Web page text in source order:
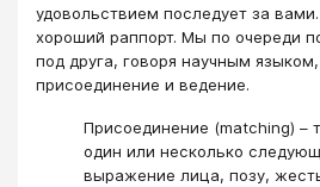
удовольствием последует за
хороший раппорт. Мы по очереди
под друга, говоря научным
присоединение и ведение.
Присоединение (matching) –
один или несколько
выражение лица, позу,